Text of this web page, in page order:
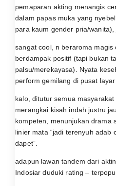
pemaparan akting menangis
dalam papas muka yang
para kaum gender pria/wanita),
sangat cool, n beraroma magis
berdampak positif (tapi bukan
palsu/merekayasa). Nyata
perform gemilang di pusat
kalo, ditutur semua
merangkai kisah indah justru
kompeten, menunjukan drama
linier mata “jadi terenyuh adab
dapet”.
adapun lawan tandem dari
Indosiar duduki rating –